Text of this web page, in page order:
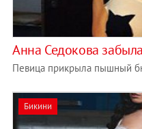
Анна Седокова
Певица прикрыла пышный
Бикини